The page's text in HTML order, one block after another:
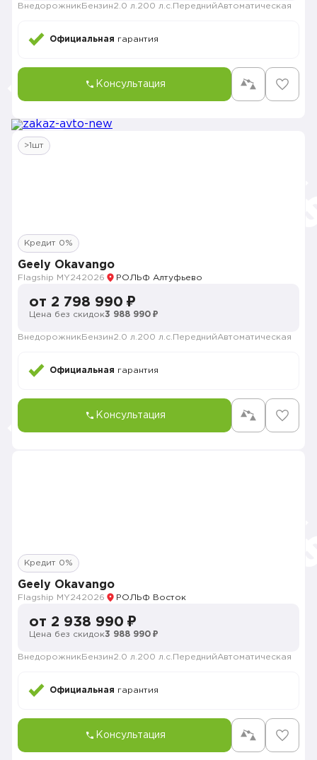
Внедорожник Бензин2.0 л. 200 л.с. ПереднийАвтоматическая
Официальная гарантия
Консультация
>1шт
Кредит 0%
Geely Okavango
Flagship MY242026 РОЛЬФ Алтуфьево
от 2 798 990 ₽
Цена без скидок3 988 990 ₽
Внедорожник Бензин2.0 л. 200 л.с. ПереднийАвтоматическая
Официальная гарантия
Консультация
Кредит 0%
Geely Okavango
Flagship MY242026 РОЛЬФ Восток
от 2 938 990 ₽
Цена без скидок3 988 990 ₽
Внедорожник Бензин2.0 л. 200 л.с. ПереднийАвтоматическая
Официальная гарантия
Консультация